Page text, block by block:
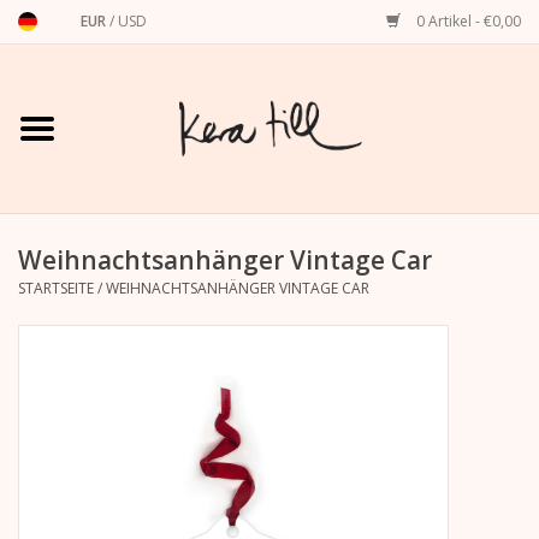
EUR/ USD 0 Artikel - €0,00
Startseite
Art Prints
Weihnachtsanhänger Vintage Car
STARTSEITE/WEIHNACHTSANHÄNGER VINTAGE CAR